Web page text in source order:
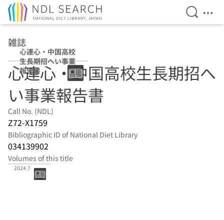
Open
雑誌
心連心・中国高校
生長期招へい事業
報告書
心連心・中国高校生長期招へ
い事業報告書
Call No. (NDL)
Z72-X1759
Bibliographic ID of National Diet Library
034139902
Volumes of this title
15:2023.9-
2024.7